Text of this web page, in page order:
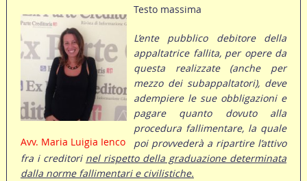
Avv. Maria Luigia Ienco
Testo massima
L’ente pubblico debitore della
appaltatrice fallita, per opere da
questa realizzate (anche per
mezzo dei subappaltatori), deve
adempiere le sue obbligazioni e
pagare quanto dovuto alla
procedura fallimentare, la quale
poi provvederà a ripartire l’attivo
fra i creditori nel rispetto della graduazione determinata
dalla norme fallimentari e civilistiche.